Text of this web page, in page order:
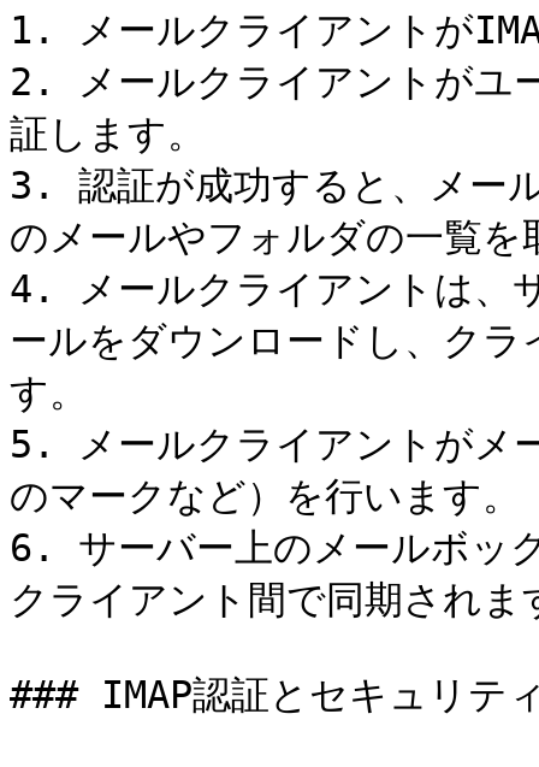
1. メールクライアントが
2. メールクライアントがユ
証します。
3. 認証が成功すると、メー
のメールやフォルダの一覧を
4. メールクライアントは、
ールをダウンロードし、ク
す。
5. メールクライアントがメ
のマークなど）を行います。
6. サーバー上のメールボッ
クライアント間で同期されま
### IMAP認証とセキュリテ